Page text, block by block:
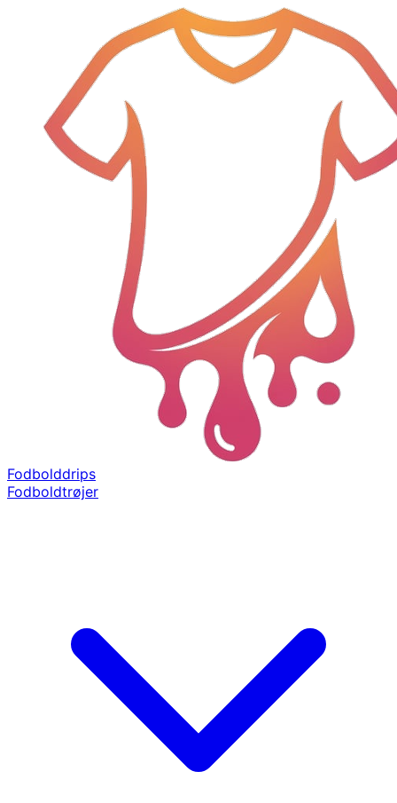
Fodbolddrips
Fodboldtrøjer